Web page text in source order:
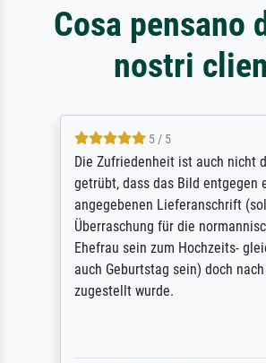
Cosa pensano
nostri
5 / 5
Die Zufriedenheit ist auch nicht
getrübt, dass das Bild entgegen
angegebenen Lieferanschrift
Überraschung für die
Ehefrau sein zum Hochzeits-
auch Geburtstag sein) doch
zugestellt wurde.